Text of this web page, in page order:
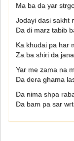
Ma ba da yar
Jodayi dasi sakht
Da di marz tabib
Ka khudai pa har
Za ba shiri da
Yar me zama na
Da dera ghama
Da nima shpa
Da bam pa sar